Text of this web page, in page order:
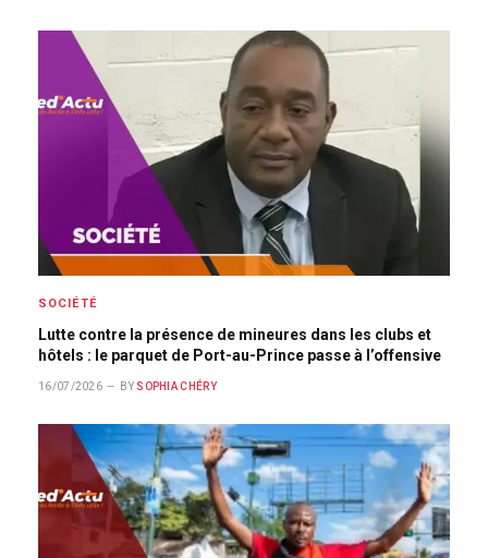
SOCIÉTÉ
Lutte contre la présence de mineures dans les clubs et
hôtels : le parquet de Port-au-Prince passe à l’offensive
16/07/2026 BY SOPHIA CHÉRY